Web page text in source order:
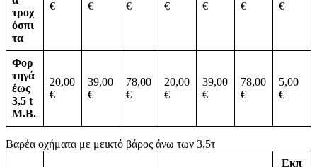
τροχ
όσπι
τα
€
€
€
€
€
€
€
Φορ
τηγά
έως
3,5 t
Μ.Β.
20,00
€
39,00
€
78,00
€
20,00
€
39,00
€
78,00
€
5,00
€
Βαρέα οχήματα με μεικτό βάρος άνω των 3,5τ
Εκπ